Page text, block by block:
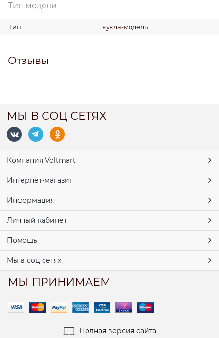
Тип модели
Тип кукла-модель
Отзывы
МЫ В СОЦ СЕТЯХ
Компания Voltmart
Интернет-магазин
Информация
Личный кабинет
Помощь
Мы в соц сетях
МЫ ПРИНИМАЕМ
Полная версия сайта